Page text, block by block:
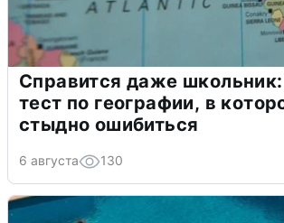
Справится даже
тест по географии, в
стыдно ошибиться
6 августа 130